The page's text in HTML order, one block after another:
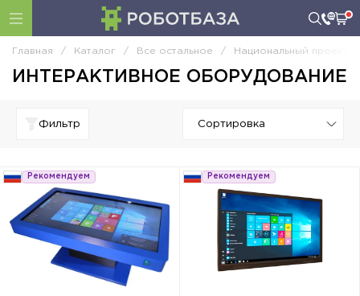
Главная / Каталог / Все остальное / Национальный проект
ИНТЕРАКТИВНОЕ ОБОРУДОВАНИЕ
Фильтр
Рекомендуем Рекомендуем